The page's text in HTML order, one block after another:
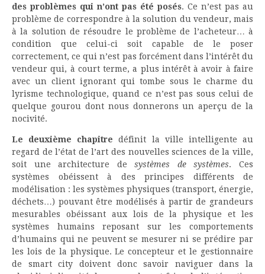
des problèmes qui n’ont pas été posés. Ce n’est pas au
problème de correspondre à la solution du vendeur, mais
à la solution de résoudre le problème de l’acheteur… à
condition que celui-ci soit capable de le poser
correctement, ce qui n’est pas forcément dans l’intérêt du
vendeur qui, à court terme, a plus intérêt à avoir à faire
avec un client ignorant qui tombe sous le charme du
lyrisme technologique, quand ce n’est pas sous celui de
quelque gourou dont nous donnerons un aperçu de la
nocivité.
Le deuxième chapitredéfinit la ville intelligente au
regard de l’état de l’art des nouvelles sciences de la ville,
soit une architecture desystèmes de systèmes. Ces
systèmes obéissent à des principes différents de
modélisation : les systèmes physiques (transport, énergie,
déchets…) pouvant être modélisés à partir de grandeurs
mesurables obéissant aux lois de la physique et les
systèmes humains reposant sur les comportements
d’humains qui ne peuvent se mesurer ni se prédire par
les lois de la physique. Le concepteur et le gestionnaire
de smart city doivent donc savoir naviguer dans la